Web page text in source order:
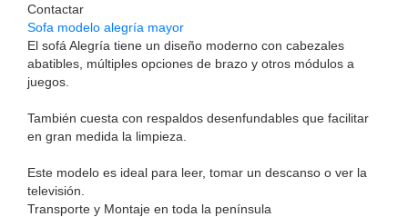
Contactar
Sofa modelo alegría mayor
El sofá Alegría tiene un diseño moderno con cabezales
abatibles, múltiples opciones de brazo y otros módulos a
juegos.
También cuesta con respaldos desenfundables que facilitar
en gran medida la limpieza.
Este modelo es ideal para leer, tomar un descanso o ver la
televisión.
Transporte y Montaje en toda la península